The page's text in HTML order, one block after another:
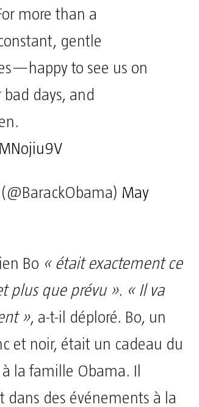
more than a
gentle
to see us on
days, and
May
Bo « était exactement ce
plus que prévu ». « Il va
», a-t-il déploré. Bo, un
et noir, était un cadeau du
la famille Obama. Il
dans des événements à la